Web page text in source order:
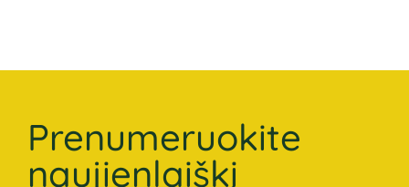
Prenumeruokite
naujienlaiškį